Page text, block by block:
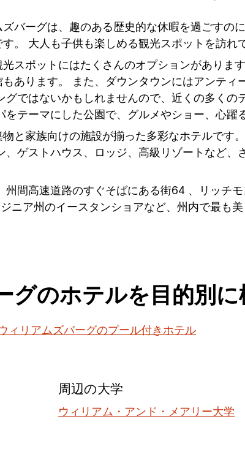
バーグは、趣のある歴史的な休暇を過ごすの
。 大人も子供も楽しめる観光スポットを訪れ
スポットにはたくさんのオプションがありま
あります。 また、ダウンタウンにはアンティ
ではないかもしれませんので、近くの多くの
テーマにした公園で、グルメやショー、心躍
と家族向けの施設が揃った多彩なホテルです
ゲストハウス、ロッジ、高級リゾートなど、
間高速道路のすぐそばにある街64 、リッチ
ニア州のイースタンショアなど、州内で最も
グのホテルを目的別に
ィリアムズバーグのプール付きホテル
周辺の大学
ウィリアム・アンド・メアリー大学